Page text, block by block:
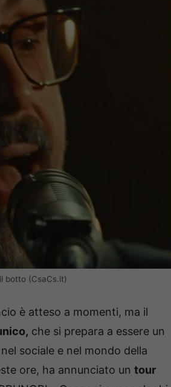
botto (CsaCs.it)
è atteso a momenti, ma il
che si prepara a essere un
sociale e nel mondo della
ore, ha annunciato un tour